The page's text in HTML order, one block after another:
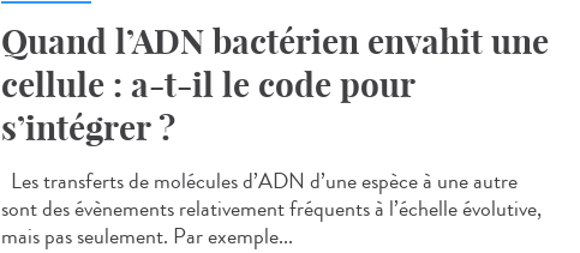
Quand l’ADN bactérien envahit une
cellule : a-t-il le code pour
s’intégrer ?
Les transferts de molécules d’ADN d’une espèce à une autre
sont des évènements relativement fréquents à l’échelle évolutive,
mais pas seulement. Par exemple...